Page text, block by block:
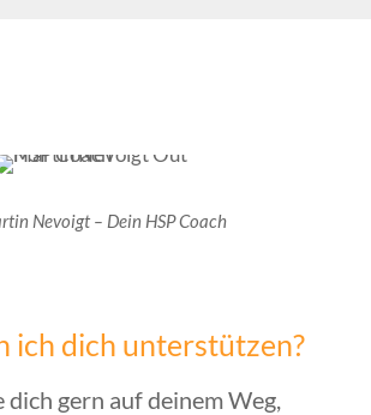
Nevoigt – Dein HSP Coach
ich dich unterstützen?
dich gern auf deinem Weg,